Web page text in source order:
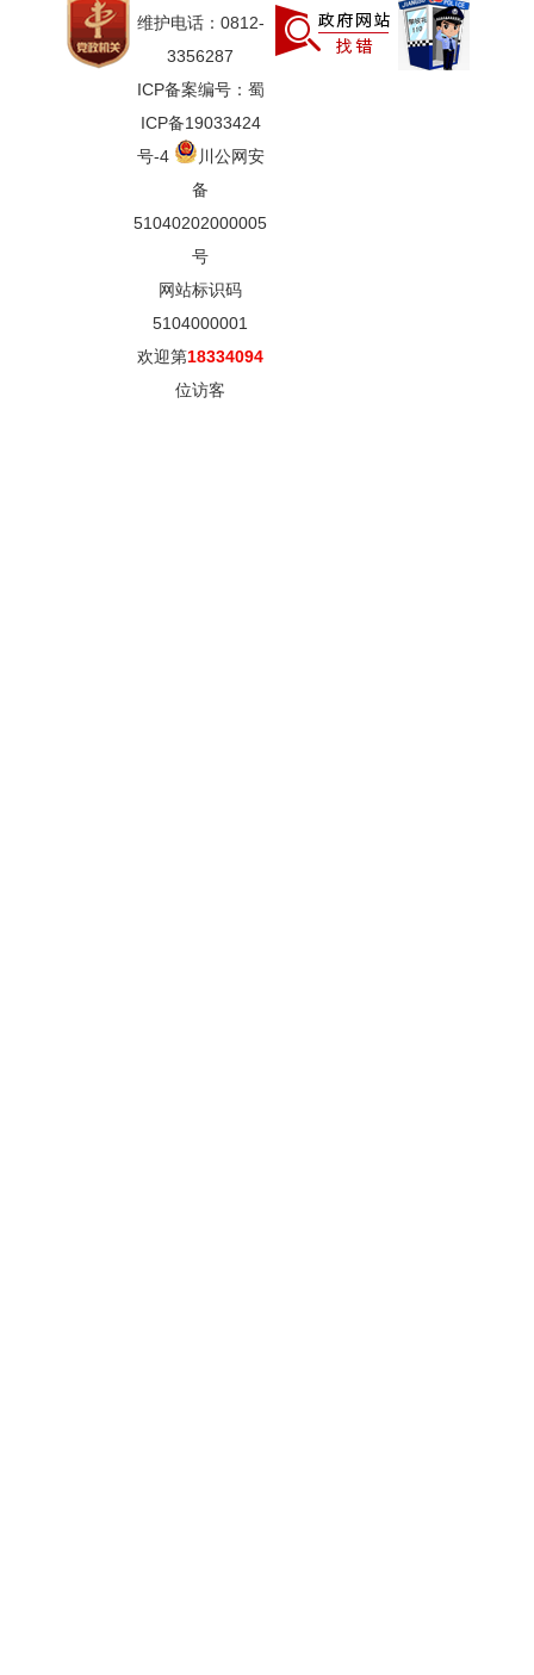
维护电话：0812-
3356287
ICP备案编号：蜀
ICP备19033424
号-4
川公网安
备
51040202000005
号
网站标识码
5104000001
欢迎第18334094
位访客